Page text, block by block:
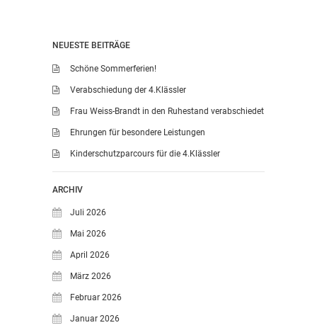
NEUESTE BEITRÄGE
Schöne Sommerferien!
Verabschiedung der 4.Klässler
Frau Weiss-Brandt in den Ruhestand verabschiedet
Ehrungen für besondere Leistungen
Kinderschutzparcours für die 4.Klässler
ARCHIV
Juli 2026
Mai 2026
April 2026
März 2026
Februar 2026
Januar 2026